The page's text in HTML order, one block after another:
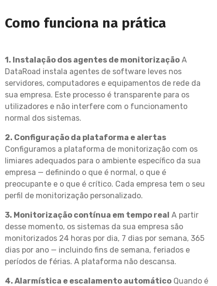
Como funciona na prática
1. Instalação dos agentes de monitorização A
DataRoad instala agentes de software leves nos
servidores, computadores e equipamentos de rede da
sua empresa. Este processo é transparente para os
utilizadores e não interfere com o funcionamento
normal dos sistemas.
2. Configuração da plataforma e alertas
Configuramos a plataforma de monitorização com os
limiares adequados para o ambiente específico da sua
empresa — definindo o que é normal, o que é
preocupante e o que é crítico. Cada empresa tem o seu
perfil de monitorização personalizado.
3. Monitorização contínua em tempo real A partir
desse momento, os sistemas da sua empresa são
monitorizados 24 horas por dia, 7 dias por semana, 365
dias por ano — incluindo fins de semana, feriados e
períodos de férias. A plataforma não descansa.
4. Alarmística e escalamento automático Quando é